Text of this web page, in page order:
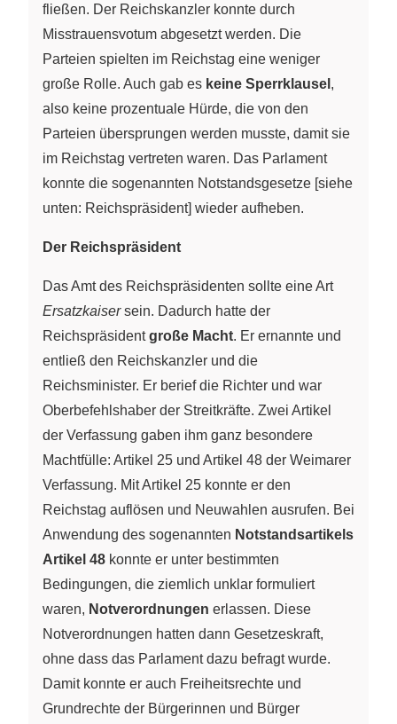
fließen. Der Reichskanzler konnte durch
Misstrauensvotum abgesetzt werden. Die
Parteien spielten im Reichstag eine weniger
große Rolle. Auch gab es keine Sperrklausel ,
also keine prozentuale Hürde, die von den
Parteien übersprungen werden musste, damit sie
im Reichstag vertreten waren. Das Parlament
konnte die sogenannten Notstandsgesetze [siehe
unten: Reichspräsident] wieder aufheben.
Der Reichspräsident
Das Amt des Reichspräsidenten sollte eine Art
Ersatzkaisersein. Dadurch hatte der
Reichspräsidentgroße Macht. Er ernannte und
entließ den Reichskanzler und die
Reichsminister. Er berief die Richter und war
Oberbefehlshaber der Streitkräfte. Zwei Artikel
der Verfassung gaben ihm ganz besondere
Machtfülle: Artikel 25 und Artikel 48 der Weimarer
Verfassung. Mit Artikel 25 konnte er den
Reichstag auflösen und Neuwahlen ausrufen. Bei
Anwendung des sogenannten Notstandsartikels
Artikel 48 konnte er unter bestimmten
Bedingungen, die ziemlich unklar formuliert
waren, Notverordnungen erlassen. Diese
Notverordnungen hatten dann Gesetzeskraft,
ohne dass das Parlament dazu befragt wurde.
Damit konnte er auch Freiheitsrechte und
Grundrechte der Bürgerinnen und Bürger